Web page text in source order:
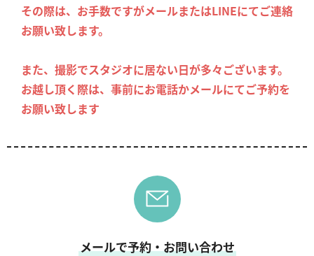
その際は、お手数ですがメールまたはLINEにてご連絡
お願い致します。
また、撮影でスタジオに居ない日が多々ございます。
お越し頂く際は、事前にお電話かメールにてご予約を
お願い致します
メールで予約・お問い合わせ